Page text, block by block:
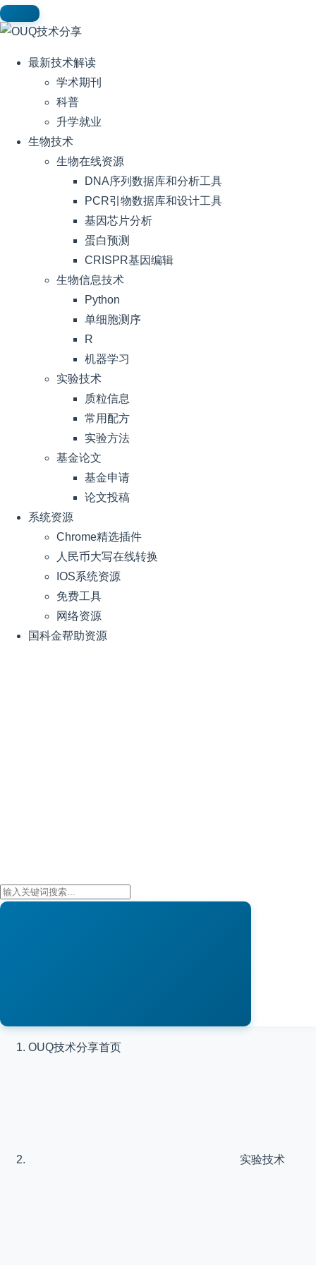
最新技术解读
学术期刊
科普
升学就业
生物技术
生物在线资源
DNA序列数据库和分析工具
PCR引物数据库和设计工具
基因芯片分析
蛋白预测
CRISPR基因编辑
生物信息技术
Python
单细胞测序
R
机器学习
实验技术
质粒信息
常用配方
实验方法
基金论文
基金申请
论文投稿
系统资源
Chrome精选插件
人民币大写在线转换
IOS系统资源
免费工具
网络资源
国科金帮助资源
OUQ技术分享首页
实验技术